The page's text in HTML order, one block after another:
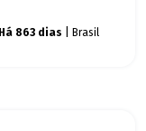
Há 863 dias | Brasil